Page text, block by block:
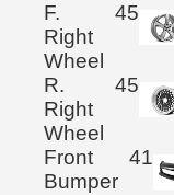
F.
Right
Wheel
45
R.
Right
Wheel
45
Front
Bumper
41